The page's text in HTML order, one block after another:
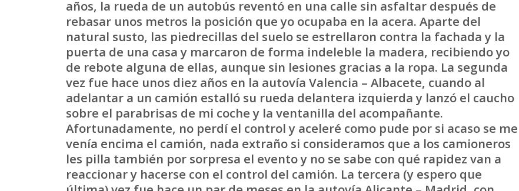
años, la rueda de un autobús reventó en una calle sin asfaltar después de
rebasar unos metros la posición que yo ocupaba en la acera. Aparte del
natural susto, las piedrecillas del suelo se estrellaron contra la fachada y la
puerta de una casa y marcaron de forma indeleble la madera, recibiendo yo
de rebote alguna de ellas, aunque sin lesiones gracias a la ropa. La segunda
vez fue hace unos diez años en la autovía Valencia – Albacete, cuando al
adelantar a un camión estalló su rueda delantera izquierda y lanzó el caucho
sobre el parabrisas de mi coche y la ventanilla del acompañante.
Afortunadamente, no perdí el control y aceleré como pude por si acaso se me
venía encima el camión, nada extraño si consideramos que a los camioneros
les pilla también por sorpresa el evento y no se sabe con qué rapidez van a
reaccionar y hacerse con el control del camión. La tercera (y espero que